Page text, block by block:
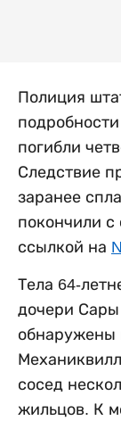
Полиция
погибли
Следствие
заранее
покончили с
ссылкой на
Тела 64-
дочери
обнаружены
сосед
жильцов. К